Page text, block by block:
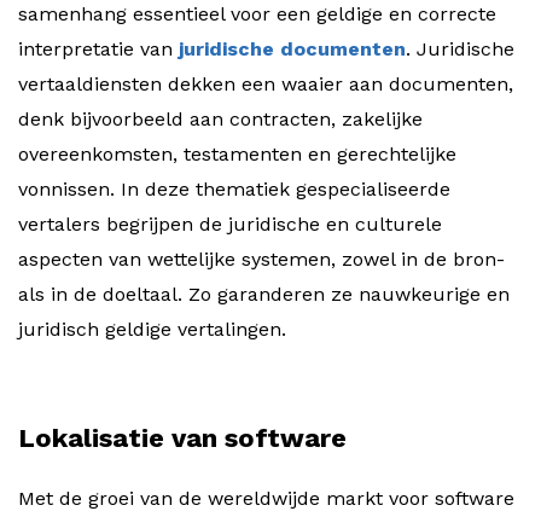
samenhang essentieel voor een geldige en correcte
interpretatie van juridische documenten. Juridische
vertaaldiensten dekken een waaier aan documenten,
denk bijvoorbeeld aan contracten, zakelijke
overeenkomsten, testamenten en gerechtelijke
vonnissen. In deze thematiek gespecialiseerde
vertalers begrijpen de juridische en culturele
aspecten van wettelijke systemen, zowel in de bron-
als in de doeltaal. Zo garanderen ze nauwkeurige en
juridisch geldige vertalingen.
Lokalisatie van software
Met de groei van de wereldwijde markt voor software